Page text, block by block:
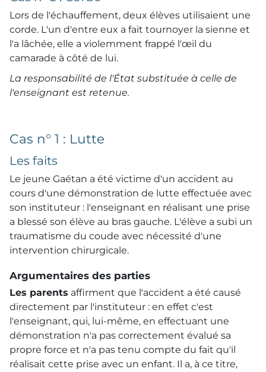
Lors de l'échauffement, deux élèves utilisaient une
corde. L'un d'entre eux a fait tournoyer la sienne et
l'a lâchée, elle a violemment frappé l'œil du
camarade à côté de lui.
La responsabilité de l'État substituée à celle de
l'enseignant est retenue.
Cas n° 1 : Lutte
Les faits
Le jeune Gaétan a été victime d'un accident au
cours d'une démonstration de lutte effectuée avec
son instituteur : l'enseignant en réalisant une prise
a blessé son élève au bras gauche. L'élève a subi un
traumatisme du coude avec nécessité d'une
intervention chirurgicale.
Argumentaires des parties
Les parents affirment que l'accident a été causé
directement par l'instituteur : en effet c'est
l'enseignant, qui, lui-même, en effectuant une
démonstration n'a pas correctement évalué sa
propre force et n'a pas tenu compte du fait qu'il
réalisait cette prise avec un enfant. Il a, à ce titre,